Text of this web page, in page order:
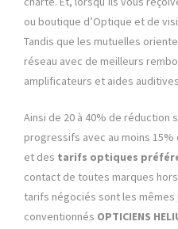
ou boutique d’Optique et de
Tandis que les mutuelles
réseau avec de meilleurs
amplificateurs et aides
Ainsi de 20 à 40% de réduction
progressifs avec au moins
et des tarifs optiques
contact de toutes marques
tarifs négociés sont les mêmes
conventionnés OPTICIENS